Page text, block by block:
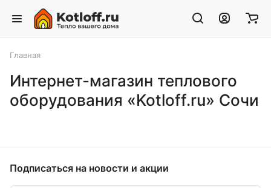
Главная
Интернет-магазин теплового
оборудования «Kotloff.ru» Сочи
Подписаться на новости и акции